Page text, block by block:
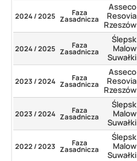
2024 / 2025 Faza
Zasadnicza
Asseco
Resovia
Rzeszów
2024 / 2025 Faza
Zasadnicza
Ślepsk
Malow
Suwałki
2023 / 2024 Faza
Zasadnicza
Asseco
Resovia
Rzeszów
2023 / 2024 Faza
Zasadnicza
Ślepsk
Malow
Suwałki
2022 / 2023 Faza
Zasadnicza
Ślepsk
Malow
Suwałki